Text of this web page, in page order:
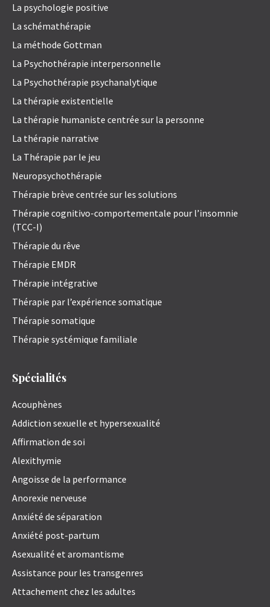
La psychologie positive
La schémathérapie
La méthode Gottman
La Psychothérapie interpersonnelle
La Psychothérapie psychanalytique
La thérapie existentielle
La thérapie humaniste centrée sur la personne
La thérapie narrative
La Thérapie par le jeu
Neuropsychothérapie
Thérapie brève centrée sur les solutions
Thérapie cognitivo-comportementale pour l’insomnie
(TCC-I)
Thérapie du rêve
Thérapie EMDR
Thérapie intégrative
Thérapie par l’expérience somatique
Thérapie somatique
Thérapie systémique familiale
Spécialités
Acouphènes
Addiction sexuelle et hypersexualité
Affirmation de soi
Alexithymie
Angoisse de la performance
Anorexie nerveuse
Anxiété de séparation
Anxiété post-partum
Asexualité et aromantisme
Assistance pour les transgenres
Attachement chez les adultes